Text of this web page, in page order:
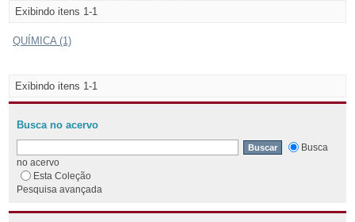
Exibindo itens 1-1
QUÍMICA (1)
Exibindo itens 1-1
Busca no acervo
Busca
no acervo
Esta Coleção
Pesquisa avançada